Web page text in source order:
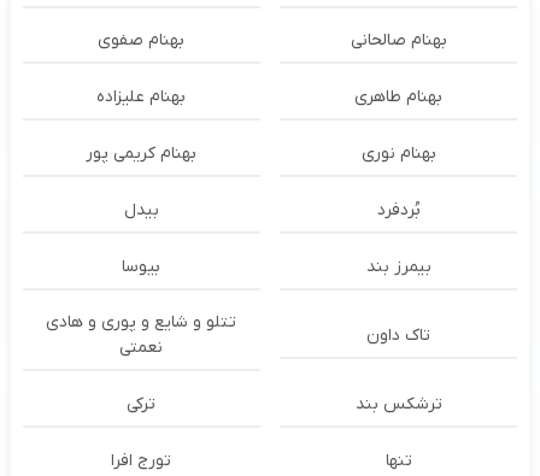
بهنام صالحانی بهنام صفوی
بهنام طاهری بهنام علیزاده
بهنام نوری بهنام کریمی پور
بُردفرد بیدل
بیمرز بند بیوسا
تاک داون
تتلو و شایع و پوری و هادی
نعمتی
ترشكس بند ترکی
تنها تورج افرا